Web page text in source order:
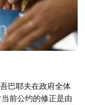
巴耶夫在政府全体
前公约的修正是由